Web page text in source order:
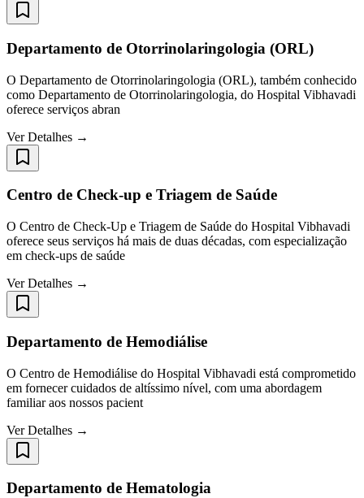
Departamento de Otorrinolaringologia (ORL)
O Departamento de Otorrinolaringologia (ORL), também conhecido
como Departamento de Otorrinolaringologia, do Hospital Vibhavadi
oferece serviços abran
Ver Detalhes →
Centro de Check-up e Triagem de Saúde
O Centro de Check-Up e Triagem de Saúde do Hospital Vibhavadi
oferece seus serviços há mais de duas décadas, com especialização
em check-ups de saúde
Ver Detalhes →
Departamento de Hemodiálise
O Centro de Hemodiálise do Hospital Vibhavadi está comprometido
em fornecer cuidados de altíssimo nível, com uma abordagem
familiar aos nossos pacient
Ver Detalhes →
Departamento de Hematologia